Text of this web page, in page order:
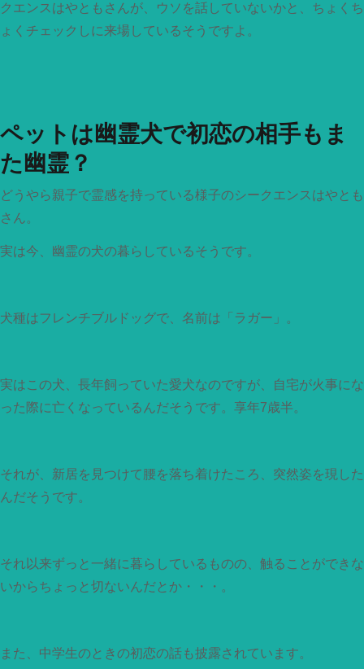
クエンスはやともさんが、ウソを話していないかと、ちょくち
ょくチェックしに来場しているそうですよ。
ペットは幽霊犬で初恋の相手もま
た幽霊？
どうやら親子で霊感を持っている様子のシークエンスはやとも
さん。
実は今、幽霊の犬の暮らしているそうです。
犬種はフレンチブルドッグで、名前は「ラガー」。
実はこの犬、長年飼っていた愛犬なのですが、自宅が火事にな
った際に亡くなっているんだそうです。享年7歳半。
それが、新居を見つけて腰を落ち着けたころ、突然姿を現した
んだそうです。
それ以来ずっと一緒に暮らしているものの、触ることができな
いからちょっと切ないんだとか・・・。
また、中学生のときの初恋の話も披露されています。